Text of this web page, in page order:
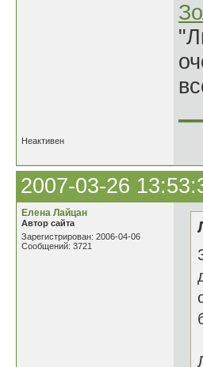
Неактивен
2007-03-26
Елена Лайцан
Автор сайта
Зарегистрирован: 2006-04-06
Сообщений: 3721